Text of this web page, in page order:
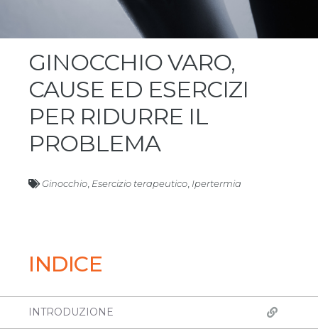
GINOCCHIO VARO,
CAUSE ED ESERCIZI
PER RIDURRE IL
PROBLEMA
Ginocchio Esercizio terapeutico Ipertermia
INDICE
INTRODUZIONE